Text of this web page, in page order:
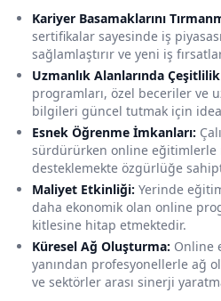
Kariyer Basamaklarını
sertifikalar sayesinde iş
sağlamlaştırır ve yeni iş
Uzmanlık Alanlarında
programları, özel beceriler ve
bilgileri güncel tutmak için
Esnek Öğrenme İmkanları:
sürdürürken online eğitimlerle
desteklemekte özgürlüğe
Maliyet Etkinliği: Yerinde
daha ekonomik olan online
kitlesine hitap etmektedir.
Küresel Ağ Oluşturma: Online
yanından profesyonellerle ağ
ve sektörler arası sinerji